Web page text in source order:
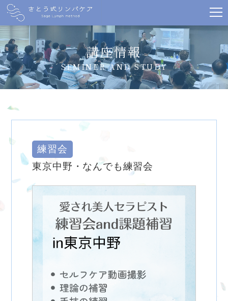
講座情報
SEMINER AND STUDY
練習会
東京中野・なんでも練習会